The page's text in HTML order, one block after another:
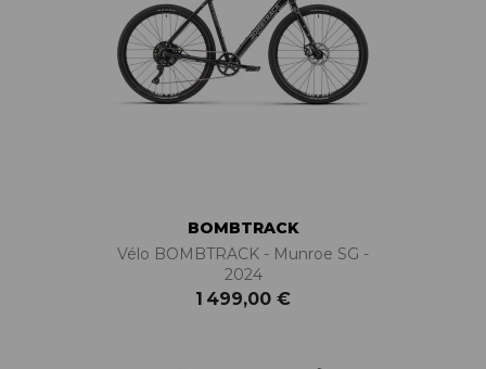
BOMBTRACK
Vélo BOMBTRACK - Munroe SG -
2024
1 499,00 €